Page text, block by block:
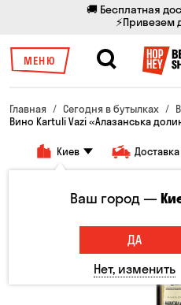
🚚 Бесплатная
⚡Привезем
МЕНЮ
Главная Сегодня в бутылках
Вино Kartuli Vazi «Алазанська
Киев Доставка
Ваш город —
ДА
Нет, изменить